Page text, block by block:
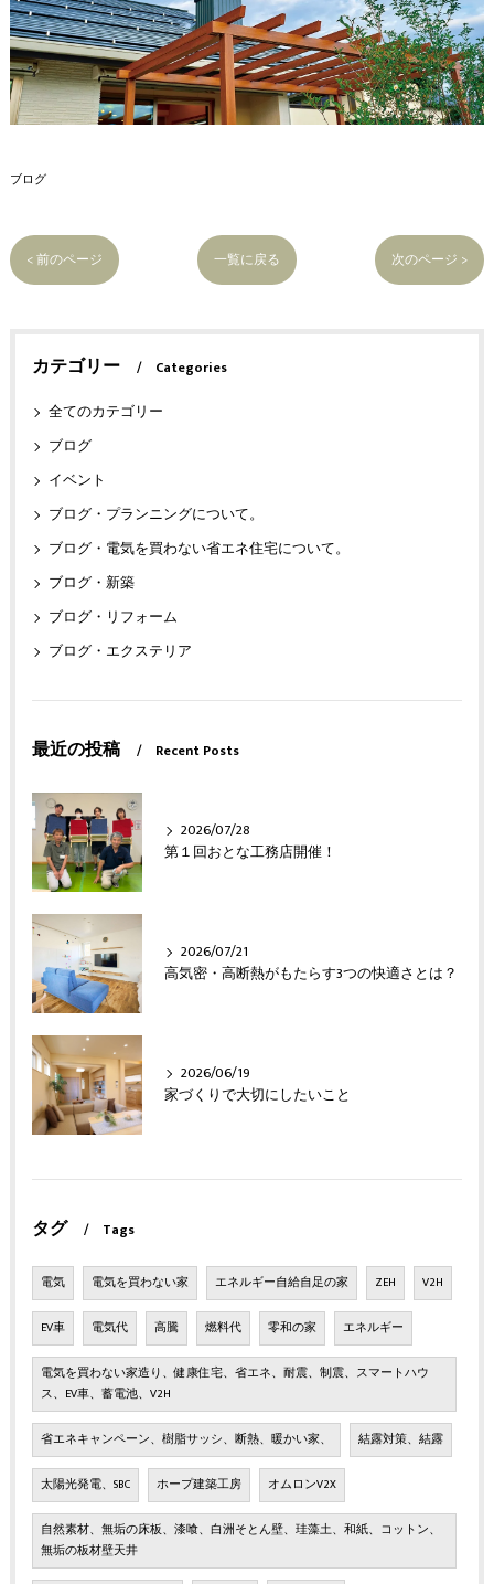
ブログ
< 前のページ 一覧に戻る 次のページ >
カテゴリー
Categories
全てのカテゴリー
ブログ
イベント
ブログ・プランニングについて。
ブログ・電気を買わない省エネ住宅について。
ブログ・新築
ブログ・リフォーム
ブログ・エクステリア
最近の投稿 Recent Posts
2026/07/28
第１回おとな工務店開催！
2026/07/21
高気密・高断熱がもたらす3つの快適さとは？
2026/06/19
家づくりで大切にしたいこと
タグ Tags
電気 電気を買わない家 エネルギー自給自足の家 ZEH V2H
EV車 電気代 高騰 燃料代 零和の家 エネルギー
電気を買わない家造り、健康住宅、省エネ、耐震、制震、スマートハウ
ス、EV車、蓄電池、V2H
省エネキャンペーン、樹脂サッシ、断熱、暖かい家、 結露対策、結露
太陽光発電、SBC ホープ建築工房 オムロンV2X
自然素材、無垢の床板、漆喰、白洲そとん壁、珪藻土、和紙、コットン、
無垢の板材壁天井